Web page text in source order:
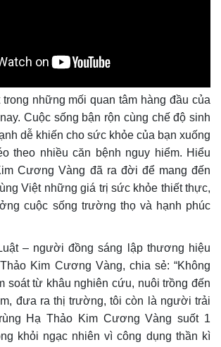
những mối quan tâm hàng đầu của
Cuộc sống bận rộn cùng chế độ sinh
dễ khiến cho sức khỏe của bạn xuống
theo nhiều căn bệnh nguy hiểm. Hiểu
Cương Vàng đã ra đời để mang đến
Việt những giá trị sức khỏe thiết thực,
cuộc sống trường thọ và hạnh phúc
– người đồng sáng lập thương hiệu
Kim Cương Vàng, chia sẻ: “Không
soát từ khâu nghiên cứu, nuôi trồng đến
đưa ra thị trường, tôi còn là người trải
Hạ Thảo Kim Cương Vàng suốt 1
khỏi ngạc nhiên vì công dụng thần kì